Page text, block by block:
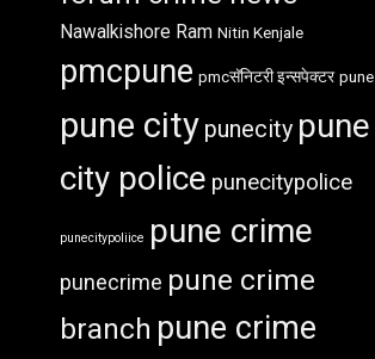
Nawalkishore Ram Nitin Kenjale
pmcpune pmcसॅनिटरी इन्सपेक्टर pune
pune city punecity pune
city police punecitypolice
punecitypoliice pune crime
punecrime pune crime
branch pune crime